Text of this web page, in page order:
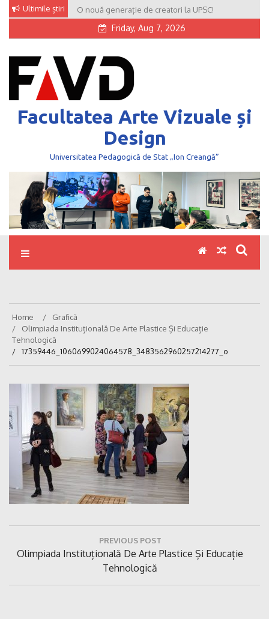
Skip
content
Ultimile știri O nouă generație de creatori la UPSC!
Friday, Aug 7, 2026
Facultatea Arte Vizuale și
Design
Universitatea Pedagogică de Stat „Ion Creangă”
Home
Grafică
Olimpiada Instituțională De Arte Plastice Și Educație
Tehnologică
17359446_1060699024064578_3483562960257214277_o
articole
PREVIOUS POST
Previous
Olimpiada Instituțională De Arte Plastice Și Educație
Tehnologică